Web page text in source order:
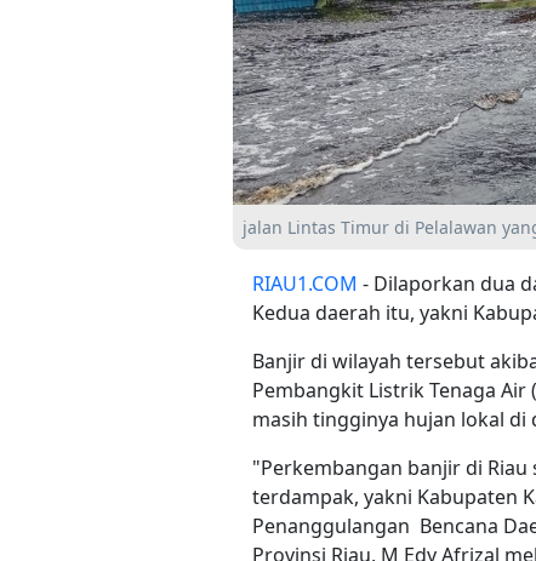
jalan Lintas Timur di Pelalawan
RIAU1.COM - Dilaporkan dua
Kedua daerah itu, yakni
Banjir di wilayah tersebut
Pembangkit Listrik Tenaga Air
masih tingginya hujan lokal di
"Perkembangan banjir di
terdampak, yakni Kabupaten
Penanggulangan Bencana
Provinsi Riau, M Edy Afrizal